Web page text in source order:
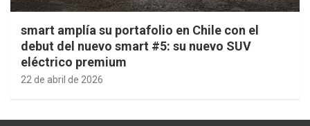
smart amplía su portafolio en Chile con el
debut del nuevo smart #5: su nuevo SUV
eléctrico premium
22 de abril de 2026